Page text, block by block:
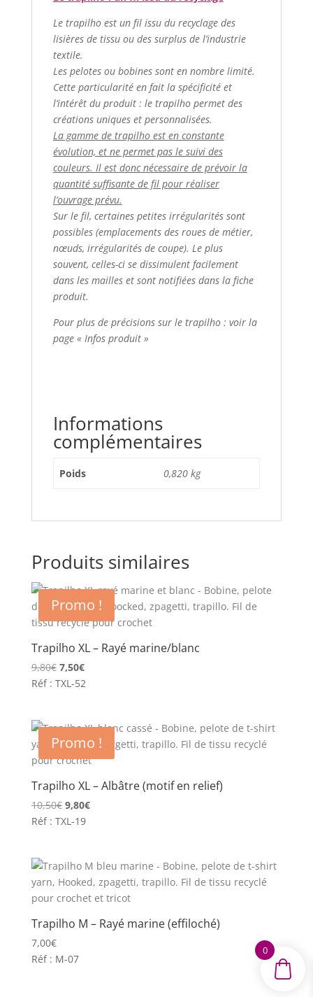
Le trapilho est un fil issu du recyclage des
lisières de tissu ou des surplus de l’industrie
textile.
Les pelotes ou bobines sont en nombre limité.
Cette particularité en fait la spécificité et
l’intérêt du produit : le trapilho permet des
créations uniques et personnalisées.
La gamme de trapilho est en constante
évolution, et ne permet pas le suivi des
couleurs. Il est donc nécessaire de prévoir la
quantité suffisante de fil pour réaliser
l’ouvrage prévu.
Sur le fil, certaines petites irrégularités sont
possibles (emplacements des roues de métier,
nœuds, irrégularités de coupe). Le plus
souvent, celles-ci se dissimulent facilement
dans les mailles et sont notifiées dans la fiche
produit.
Pour plus de précisions sur le trapilho : voir la
page « Infos produit »
Informations
complémentaires
Poids 0,820 kg
Produits similaires
Promo !
Trapilho XL – Rayé marine/blanc
9,80€ Le
prix
9,80€.
7,50€Le
prix
7,50€.
Réf : TXL-52
Promo !
Trapilho XL – Albâtre (motif en relief)
10,50€ Le
prix
10,50€.
9,80€Le
9,80€.
Réf : TXL-19
Trapilho M – Rayé marine (effiloché)
7,00€
Réf : M-07
0